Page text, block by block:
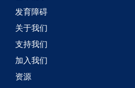
发育障碍
关于我们
支持我们
加入我们
资源